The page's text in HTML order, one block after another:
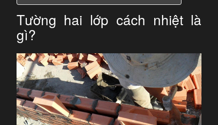
Tường hai lớp cách nhiệt là
gì?